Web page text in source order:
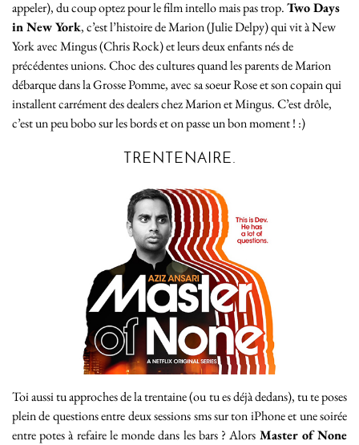
appeler), du coup optez pour le film intello mais pas trop.Two Days
in New York, c’est l’histoire de Marion (Julie Delpy) qui vit à New
York avec Mingus (Chris Rock) et leurs deux enfants nés de
précédentes unions. Choc des cultures quand les parents de Marion
débarque dans la Grosse Pomme, avec sa soeur Rose et son copain qui
installent carrément des dealers chez Marion et Mingus. C’est drôle,
c’est un peu bobo sur les bords et on passe un bon moment ! :)
TRENTENAIRE.
Toi aussi tu approches de la trentaine (ou tu es déjà dedans), tu te poses
plein de questions entre deux sessions sms sur ton iPhone et une soirée
entre potes à refaire le monde dans les bars ? Alors Master of None